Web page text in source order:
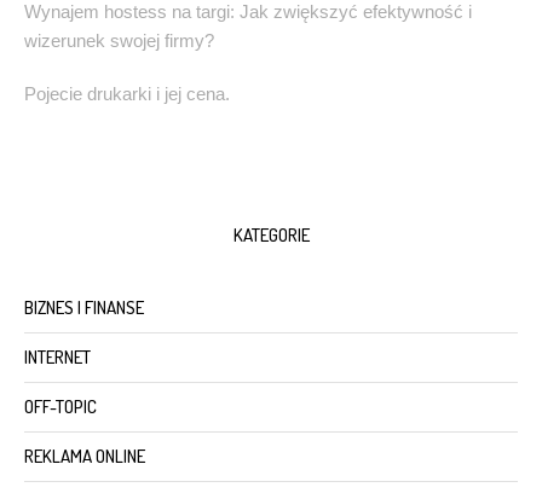
Wynajem hostess na targi: Jak zwiększyć efektywność i
wizerunek swojej firmy?
Pojecie drukarki i jej cena.
KATEGORIE
BIZNES I FINANSE
INTERNET
OFF-TOPIC
REKLAMA ONLINE